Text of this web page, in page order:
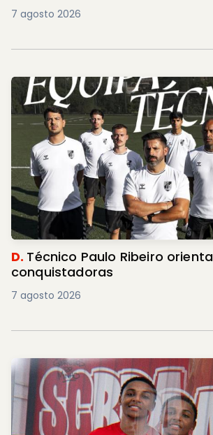
7 agosto 2026
D. Técnico Paulo Ribeiro orienta
conquistadoras
7 agosto 2026